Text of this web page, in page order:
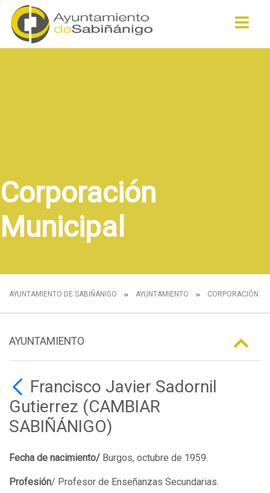
Corporación
Municipal
AYUNTAMIENTO DE SABIÑÁNIGO AYUNTAMIENTO CORPORACIÓN
AYUNTAMIENTO
Francisco Javier Sadornil
Gutierrez (CAMBIAR
SABIÑÁNIGO)
Fecha de nacimiento/ Burgos, octubre de 1959.
Profesión/ Profesor de Enseñanzas Secundarias.